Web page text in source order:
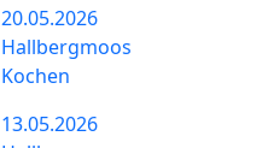
20.05.2026
Hallbergmoos
Kochen
13.05.2026